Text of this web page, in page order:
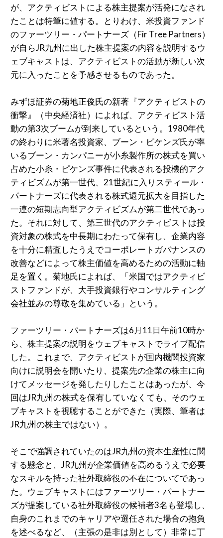
が、アクティビストによる株主提案が活発になされ
たことは特筆に値する。とりわけ、⽶投資ファンド
のファーツリー・パートナーズ（Fir Tree Partners）
が⾃らJR九州に出した株主提案の内容を説明するウ
ェブキャストは、アクティビストの活動が新しい次
元に⼊ったことを予感させるものであった。
みずほ証券の菊地正俊⽒の新著『アクティビストの
衝撃』（中央経済社）によれば、アクティビスト活
動の第3次ブームが到来しているという。1980年代
の終わりに⽶著名投資家、ブーン・ピケンズ⽒が率
いるブーン・カンパニーが⼩⽷製作所の株式を買い
占めた⼩⽷・ピケンズ事件に代表される投機的アク
ティビズムが第⼀世代、21世紀に⼊りスティール・
パートナーズに代表される株式還元拡⼤を⽬指した
⼀連の短期志向型アクティビズムが第⼆世代であっ
た。それに対して、第三世代のアクティビストは投
資対象の株式を中⻑期にわたって保有し、企業内容
を⼗分に精査したうえでコーポレートガバナンスの
改善などによって株主価値を⾼めるための活動に軸
⾜を置く。菊地⽒によれば、「⽶国ではアクティビ
ストファンドが、⼤⼿投資銀⾏やコンサルティング
会社並みの尊敬を集めている」という。
ファーツリー・パートナーズは6⽉11⽇午前10時か
ら、株主提案の説明をウェブキャストでライブ配信
した。これまで、アクティビストが国内機関投資家
向けに説明会を開いたり、提案先の企業の株主に向
けてメッセージを発したりしたことはあったが、今
回はJR九州の株式を保有していなくても、そのウェ
ブキャストを視聴することができた（実際、筆者は
JR九州の株主ではない）。
そこで強調されていたのはJR九州の資本⽣産性に関
する懸念と、JR九州が企業価値を⾼めるうえで必要
なスキルを持った社外取締役の不在についてであっ
た。ウェブキャストにはファーツリー・パートナー
ズが提案している社外取締役の候補者3名も登場し、
⾃⾝のこれまでのキャリアや選任された場合の抱負
を述べるなど、（主張の是⾮は別として）⾮常に丁